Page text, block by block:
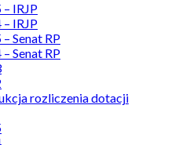
– IRJP
– IRJP
Senat RP
Senat RP
rozliczenia dotacji